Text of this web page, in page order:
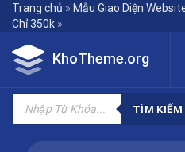
Skip
content
Trang chủ » Mẫu Giao Diện
Chỉ 350k »
KhoTheme.org
Tìm
kiếm
phẩm
TÌM KIẾM